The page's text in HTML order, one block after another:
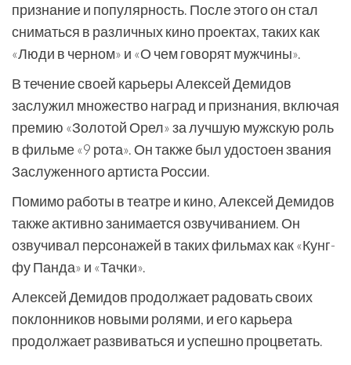
признание и популярность. После этого он стал
сниматься в различных кино проектах, таких как
«Люди в черном» и «О чем говорят мужчины».
В течение своей карьеры Алексей Демидов
заслужил множество наград и признания, включая
премию «Золотой Орел» за лучшую мужскую роль
в фильме «9 рота». Он также был удостоен звания
Заслуженного артиста России.
Помимо работы в театре и кино, Алексей Демидов
также активно занимается озвучиванием. Он
озвучивал персонажей в таких фильмах как «Кунг-
фу Панда» и «Тачки».
Алексей Демидов продолжает радовать своих
поклонников новыми ролями, и его карьера
продолжает развиваться и успешно процветать.